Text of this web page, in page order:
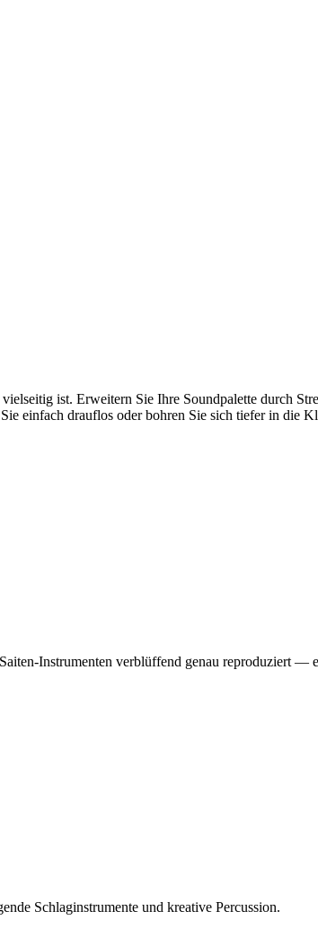
ist. Erweitern Sie Ihre Soundpalette durch
einfach drauflos oder bohren Sie sich tiefer in die
Instrumenten verblüffend genau reproduziert —
Schlaginstrumente und kreative Percussion.